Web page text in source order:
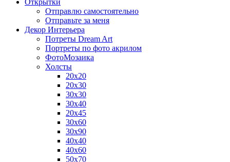
Отправлю самостоятельно
Отправьте за меня
Декор Интерьера
Потреты Dream Art
Портреты по фото акрилом
ФотоМозаика
Холсты
20х20
20х30
30х30
30х40
20х45
30х60
30х90
40х40
40х60
50х70